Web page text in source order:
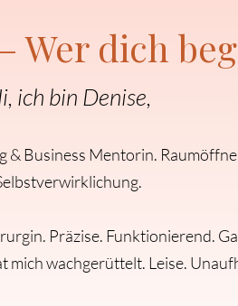
Wer dich
ich bin Denise,
& Business Mentorin.
Präzise. Funktionierend.
mich wachgerüttelt. Leise.